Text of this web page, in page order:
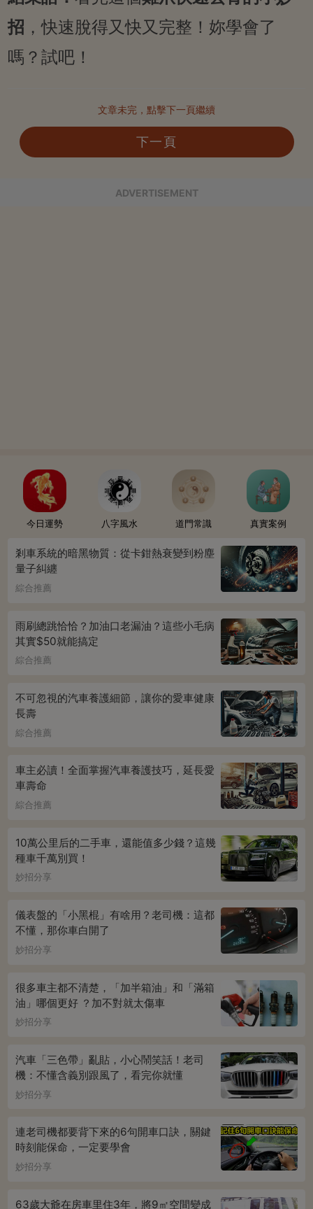
招 ，快速脫得又快又完整！妳學會了
嗎？試吧！
文章未完，點擊下一頁繼續
下一頁
ADVERTISEMENT
今日運勢 八字風水 道門常識 真實案例
剎車系統的暗黑物質：從卡鉗熱衰變到粉塵
量子糾纏
綜合推薦
雨刷總跳恰恰？加油口老漏油？這些小毛病
其實$50就能搞定
綜合推薦
不可忽視的汽車養護細節，讓你的愛車健康
長壽
綜合推薦
車主必讀！全面掌握汽車養護技巧，延長愛
車壽命
綜合推薦
10萬公里后的二手車，還能值多少錢？這幾
種車千萬別買！
妙招分享
儀表盤的「小黑棍」有啥用？老司機：這都
不懂，那你車白開了
妙招分享
很多車主都不清楚，「加半箱油」和「滿箱
油」哪個更好 ？加不對就太傷車
妙招分享
汽車「三色帶」亂貼，小心鬧笑話！老司
機：不懂含義別跟風了，看完你就懂
妙招分享
連老司機都要背下來的6句開車口訣，關鍵
時刻能保命，一定要學會
妙招分享
63歲大爺在房車里住3年，將9㎡空間變成